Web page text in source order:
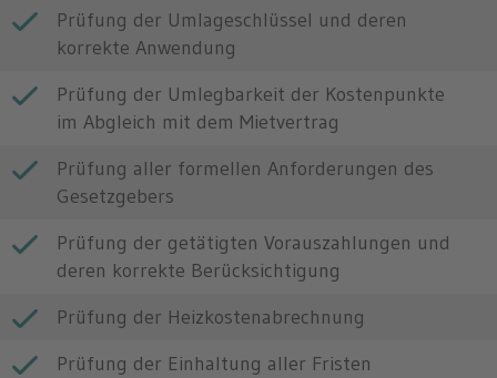
Prüfung der Umlageschlüssel und deren
korrekte Anwendung
Prüfung der Umlegbarkeit der Kostenpunkte
im Abgleich mit dem Mietvertrag
Prüfung aller formellen Anforderungen des
Gesetzgebers
Prüfung der getätigten Vorauszahlungen und
deren korrekte Berücksichtigung
Prüfung der Heizkostenabrechnung
Prüfung der Einhaltung aller Fristen